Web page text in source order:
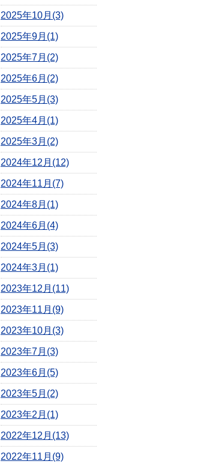
2025年10月(3)
2025年9月(1)
2025年7月(2)
2025年6月(2)
2025年5月(3)
2025年4月(1)
2025年3月(2)
2024年12月(12)
2024年11月(7)
2024年8月(1)
2024年6月(4)
2024年5月(3)
2024年3月(1)
2023年12月(11)
2023年11月(9)
2023年10月(3)
2023年7月(3)
2023年6月(5)
2023年5月(2)
2023年2月(1)
2022年12月(13)
2022年11月(9)